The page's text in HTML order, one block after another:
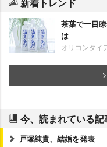
茶葉で一目
は
オリコンタイ
今、読まれている記
戸塚純貴、結婚を発表